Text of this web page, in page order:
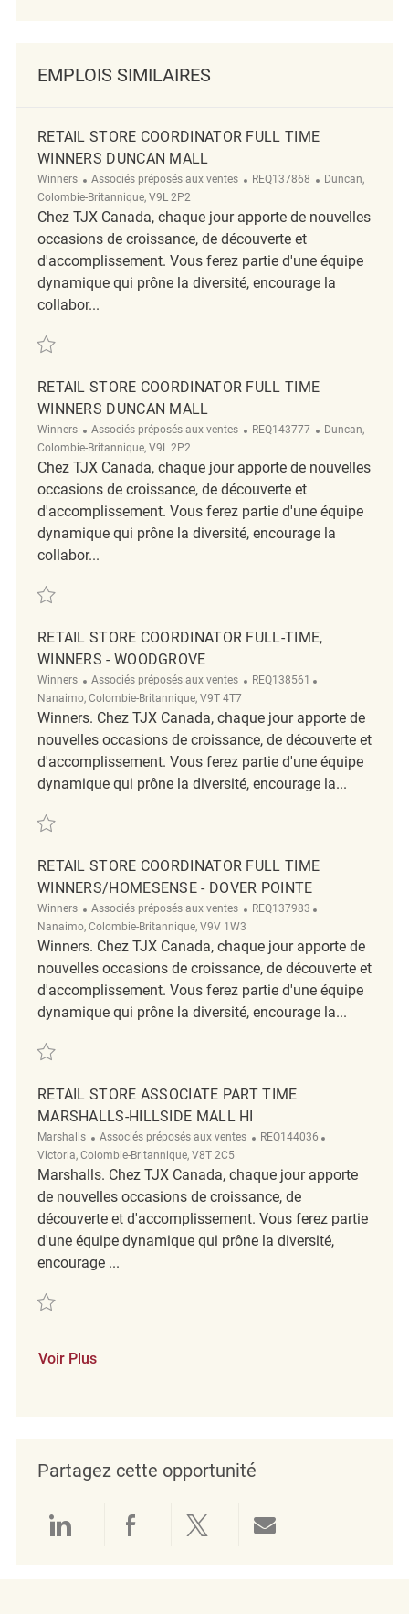
EMPLOIS SIMILAIRES
RETAIL STORE COORDINATOR FULL TIME
WINNERS DUNCAN MALL
Winners Catégorie
Associés préposés aux ventes ReqId
REQ137868 Emplacement
Duncan,
Colombie-Britannique, V9L 2P2
Chez TJX Canada, chaque jour apporte de nouvelles
occasions de croissance, de découverte et
d'accomplissement. Vous ferez partie d'une équipe
dynamique qui prône la diversité, encourage la
collabor...
Sauvegarder Retail Store Coordinator Full Time Winners Duncan Mall
RETAIL STORE COORDINATOR FULL TIME
WINNERS DUNCAN MALL
Winners Catégorie
Associés préposés aux ventes ReqId
REQ143777 Emplacement
Duncan,
Colombie-Britannique, V9L 2P2
Chez TJX Canada, chaque jour apporte de nouvelles
occasions de croissance, de découverte et
d'accomplissement. Vous ferez partie d'une équipe
dynamique qui prône la diversité, encourage la
collabor...
Sauvegarder Retail Store Coordinator Full Time Winners Duncan Mall
RETAIL STORE COORDINATOR FULL-TIME,
WINNERS - WOODGROVE
Winners Catégorie
Associés préposés aux ventes ReqId
REQ138561
Nanaimo, Colombie-Britannique, V9T 4T7
Winners. Chez TJX Canada, chaque jour apporte de
nouvelles occasions de croissance, de découverte et
d'accomplissement. Vous ferez partie d'une équipe
dynamique qui prône la diversité, encourage la...
Sauvegarder Retail Store Coordinator Full-Time, Winners - Woodgrove
RETAIL STORE COORDINATOR FULL TIME
WINNERS/HOMESENSE - DOVER POINTE
Winners Catégorie
Associés préposés aux ventes ReqId
REQ137983
Nanaimo, Colombie-Britannique, V9V 1W3
Winners. Chez TJX Canada, chaque jour apporte de
nouvelles occasions de croissance, de découverte et
d'accomplissement. Vous ferez partie d'une équipe
dynamique qui prône la diversité, encourage la...
Sauvegarder Retail Store Coordinator Full Time Winners/HomeSense -
RETAIL STORE ASSOCIATE PART TIME
MARSHALLS-HILLSIDE MALL HI
Marshalls Catégorie
Associés préposés aux ventes ReqId
REQ144036
Victoria, Colombie-Britannique, V8T 2C5
Marshalls. Chez TJX Canada, chaque jour apporte
de nouvelles occasions de croissance, de
découverte et d'accomplissement. Vous ferez partie
d'une équipe dynamique qui prône la diversité,
encourage ...
Sauvegarder Retail Store Associate Part Time Marshalls-Hillside Mall Hi
Voir Plus
Partagez cette opportunité
Partager via LinkedIn
Partager via Facebook
Partager via twitter